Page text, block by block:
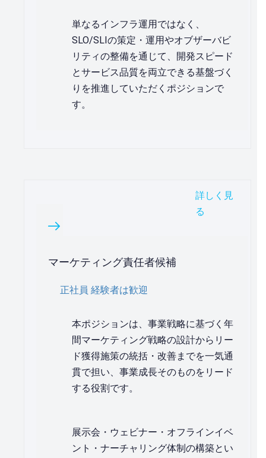
単なるインフラ運用ではなく、
SLO/SLIの策定・運用やオブザーバビ
リティの整備を通じて、開発スピード
とサービス品質を両立できる基盤づく
りを推進していただくポジションで
す。
詳しく見
る
マーケティング責任者候補
正社員 経験者は歓迎
本ポジションは、事業戦略に基づく年
間マーケティング戦略の設計からリー
ド獲得施策の統括・改善までを一気通
貫で担い、事業成長そのものをリード
する役割です。
展示会・ウェビナー・オフラインイベ
ント・ナーチャリング体制の構築とい